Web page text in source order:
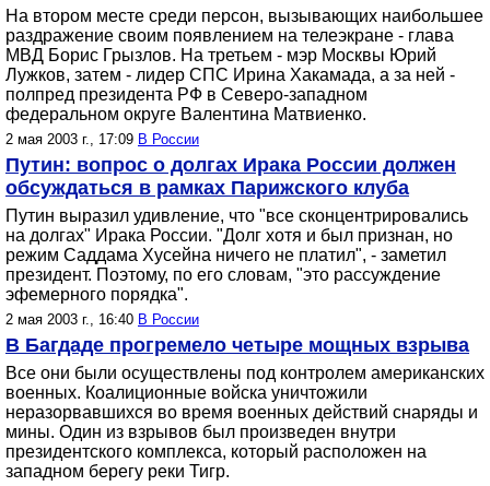
На втором месте среди персон, вызывающих наибольшее
раздражение своим появлением на телеэкране - глава
МВД Борис Грызлов. На третьем - мэр Москвы Юрий
Лужков, затем - лидер СПС Ирина Хакамада, а за ней -
полпред президента РФ в Северо-западном
федеральном округе Валентина Матвиенко.
2 мая 2003 г., 17:09 В России
Путин: вопрос о долгах Ирака России должен
обсуждаться в рамках Парижского клуба
Путин выразил удивление, что "все сконцентрировались
на долгах" Ирака России. "Долг хотя и был признан, но
режим Саддама Хусейна ничего не платил", - заметил
президент. Поэтому, по его словам, "это рассуждение
эфемерного порядка".
2 мая 2003 г., 16:40 В России
В Багдаде прогремело четыре мощных взрыва
Все они были осуществлены под контролем американских
военных. Коалиционные войска уничтожили
неразорвавшихся во время военных действий снаряды и
мины. Один из взрывов был произведен внутри
президентского комплекса, который расположен на
западном берегу реки Тигр.